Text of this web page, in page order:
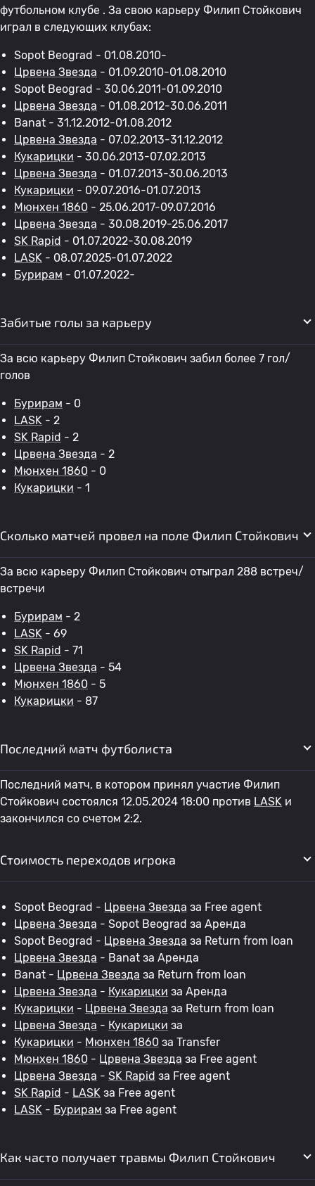
футбольном клубе . За свою карьеру Филип Стойкович
играл в следующих клубах:
Sopot Beograd - 01.08.2010-
Црвена Звезда - 01.09.2010-01.08.2010
Sopot Beograd - 30.06.2011-01.09.2010
Црвена Звезда - 01.08.2012-30.06.2011
Banat - 31.12.2012-01.08.2012
Црвена Звезда - 07.02.2013-31.12.2012
Кукарицки - 30.06.2013-07.02.2013
Црвена Звезда - 01.07.2013-30.06.2013
Кукарицки - 09.07.2016-01.07.2013
Мюнхен 1860 - 25.06.2017-09.07.2016
Црвена Звезда - 30.08.2019-25.06.2017
SK Rapid - 01.07.2022-30.08.2019
LASK - 08.07.2025-01.07.2022
Бурирам - 01.07.2022-
Забитые голы за карьеру
За всю карьеру Филип Стойкович забил более 7 гол/
голов
Бурирам - 0
LASK - 2
SK Rapid - 2
Црвена Звезда - 2
Мюнхен 1860 - 0
Кукарицки - 1
Сколько матчей провел на поле Филип Стойкович
За всю карьеру Филип Стойкович отыграл 288 встреч/
встречи
Бурирам - 2
LASK - 69
SK Rapid - 71
Црвена Звезда - 54
Мюнхен 1860 - 5
Кукарицки - 87
Последний матч футболиста
Последний матч, в котором принял участие Филип
Стойкович состоялся 12.05.2024 18:00 против LASK и
закончился со счетом 2:2.
Стоимость переходов игрока
Sopot Beograd - Црвена Звезда за Free agent
Црвена Звезда - Sopot Beograd за Аренда
Sopot Beograd - Црвена Звезда за Return from loan
Црвена Звезда - Banat за Аренда
Banat - Црвена Звезда за Return from loan
Црвена Звезда - Кукарицки за Аренда
Кукарицки - Црвена Звезда за Return from loan
Црвена Звезда - Кукарицки за
Кукарицки - Мюнхен 1860 за Transfer
Мюнхен 1860 - Црвена Звезда за Free agent
Црвена Звезда - SK Rapid за Free agent
SK Rapid - LASK за Free agent
LASK - Бурирам за Free agent
Как часто получает травмы Филип Стойкович